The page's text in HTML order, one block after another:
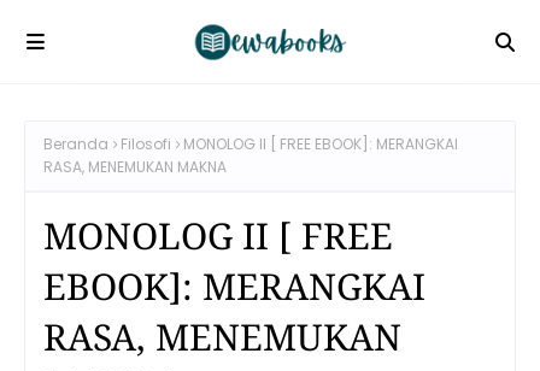
Beranda Filosofi
MONOLOG II [ FREE EBOOK]: MERANGKAI
RASA, MENEMUKAN MAKNA
MONOLOG II [ FREE
EBOOK]: MERANGKAI
RASA, MENEMUKAN